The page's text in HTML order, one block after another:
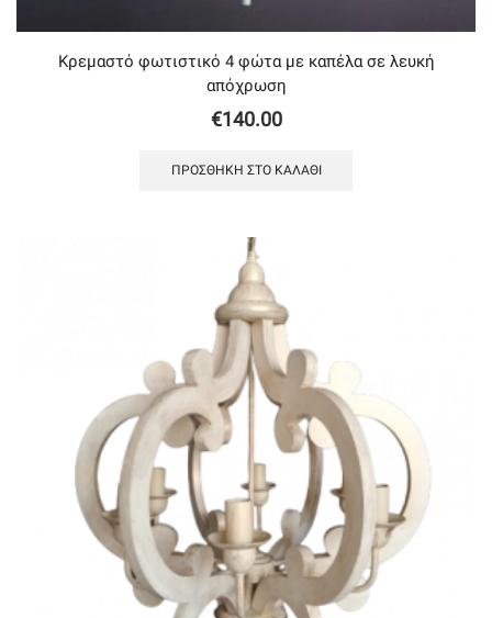
Κρεμαστό φωτιστικό 4 φώτα με καπέλα σε λευκή
απόχρωση
€140.00
ΠΡΟΣΘΉΚΗ ΣΤΟ ΚΑΛΆΘΙ